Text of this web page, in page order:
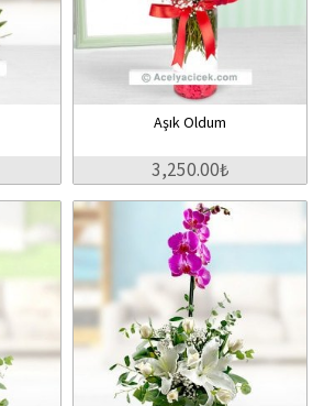
Aşık Oldum
3,250.00₺